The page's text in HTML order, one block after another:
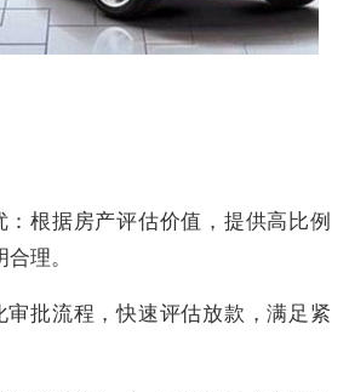
：根据房产评估价值，提供高比例
理。
审批流程，快速评估放款，满足紧